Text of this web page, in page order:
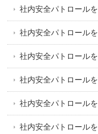
社内安全パトロール
社内安全パトロール
社内安全パトロール
社内安全パトロール
社内安全パトロール
社内安全パトロール